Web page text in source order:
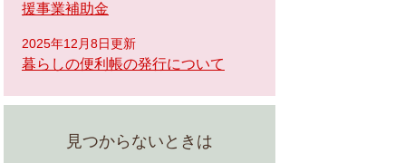
援事業補助金
2025年12月8日更新
暮らしの便利帳の発行について
見つからないときは